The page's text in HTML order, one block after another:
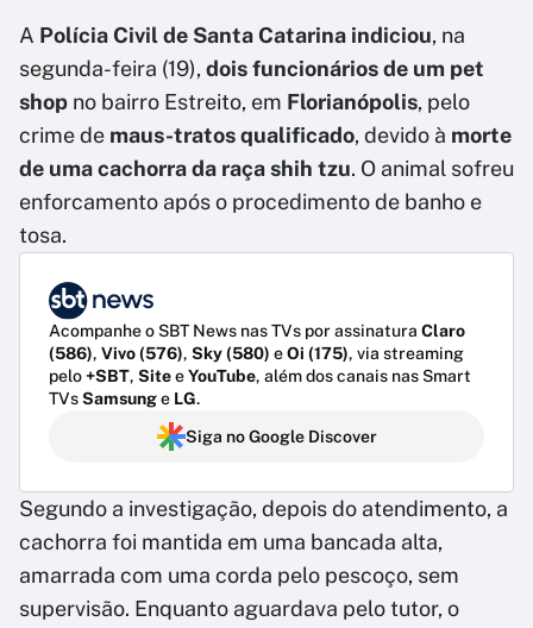
A Polícia Civil de Santa Catarina indiciou, na
segunda-feira (19), dois funcionários de um pet
shop no bairro Estreito, em Florianópolis, pelo
crime de maus-tratos qualificado, devido à morte
de uma cachorra da raça shih tzu. O animal sofreu
enforcamento após o procedimento de banho e
tosa.
Acompanhe o SBT News nas TVs por assinatura Claro
(586), Vivo (576), Sky (580) eOi (175), via streaming
pelo+SBT, SiteeYouTube, além dos canais nas Smart
TVsSamsunge LG.
Siga no Google Discover
Segundo a investigação, depois do atendimento, a
cachorra foi mantida em uma bancada alta,
amarrada com uma corda pelo pescoço, sem
supervisão. Enquanto aguardava pelo tutor, o